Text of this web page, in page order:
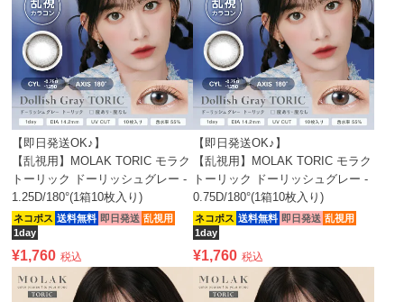
【即日発送OK♪】
【乱視用】MOLAK TORIC モラク
トーリック ドーリッシュグレー -
1.25D/180°(1箱10枚入り)
ネコポス 送料無料 即日発送 乱視用
1day
¥1,760 税込
【即日発送OK♪】
【乱視用】MOLAK TORIC モラク
トーリック ドーリッシュグレー -
0.75D/180°(1箱10枚入り)
ネコポス 送料無料 即日発送 乱視用
1day
¥1,760 税込